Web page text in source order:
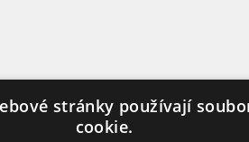
stránky používají
cookie.